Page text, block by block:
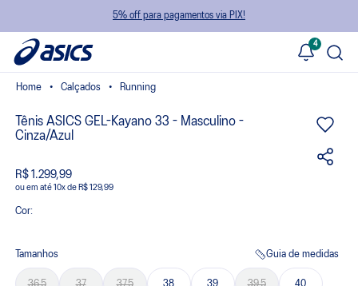
5% off para pagamentos via PIX!
4
Calçados Running
Tênis ASICS GEL-Kayano 33 - Masculino -
Cinza/Azul
R$ 1.299,99
ou 10xde R$ 129,99
Cor:
Tamanhos Guia de medidas